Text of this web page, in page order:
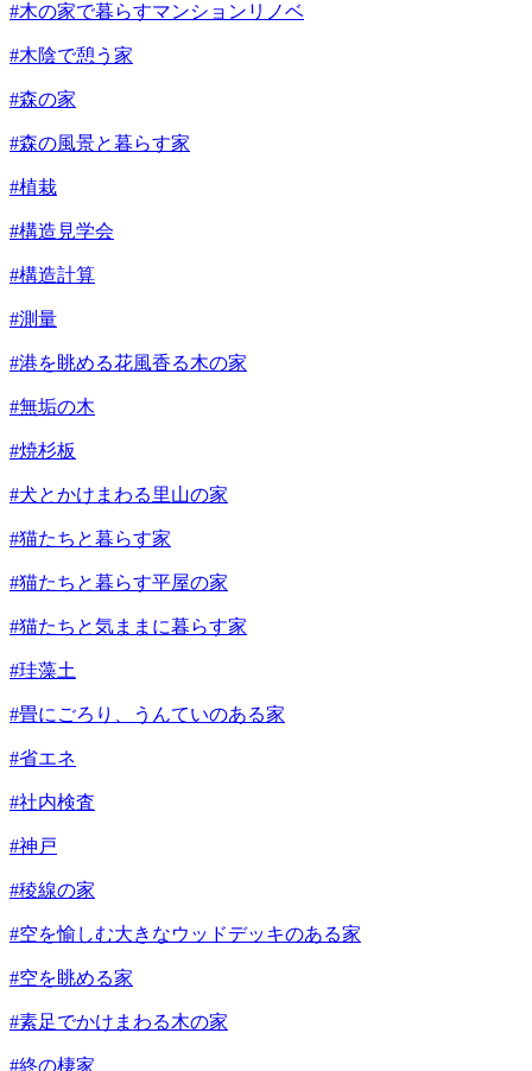
#木の家で暮らすマンションリノベ
#木陰で憩う家
#森の家
#森の風景と暮らす家
#植栽
#構造見学会
#構造計算
#測量
#港を眺める花風香る木の家
#無垢の木
#焼杉板
#犬とかけまわる里山の家
#猫たちと暮らす家
#猫たちと暮らす平屋の家
#猫たちと気ままに暮らす家
#珪藻土
#畳にごろり、うんていのある家
#省エネ
#社内検査
#神戸
#稜線の家
#空を愉しむ大きなウッドデッキのある家
#空を眺める家
#素足でかけまわる木の家
#終の棲家